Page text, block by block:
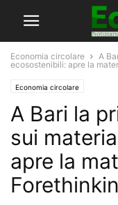
Economia circolare
A
ecosostenibili: apre la
Economia circolare
A Bari la
sui
apre la